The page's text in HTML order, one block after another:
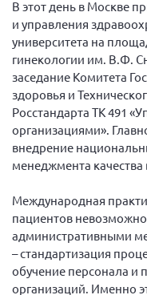
Конференция
Конференция
Конференция ВСЭ
Конференция
Документы съездов
Первый съезд
Второй съезд
Четвертый съезд
Пятый съезд
Шестой съезд
ОФ «Фонд
склерозом»
Новости: Казахстан
В этот день в Москве
и управления
университета на
гинекологии им. В.Ф.
заседание Комитета
здоровья и
Росстандарта ТК 491
организациями».
внедрение
менеджмента качества
Международная
пациентов
административными
– стандартизация
обучение персонала и
организаций. Именно